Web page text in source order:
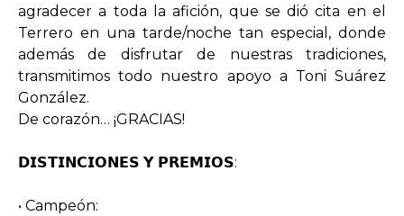
agradecer a toda la afición, que se dió cita en el
Terrero en una tarde/noche tan especial, donde
además de disfrutar de nuestras tradiciones,
transmitimos todo nuestro apoyo a Toni Suárez
González.
De corazón… ¡GRACIAS!
𝗗𝗜𝗦𝗧𝗜𝗡𝗖𝗜𝗢𝗡𝗘𝗦 𝗬 𝗣𝗥𝗘𝗠𝗜𝗢𝗦:
• Campeón: